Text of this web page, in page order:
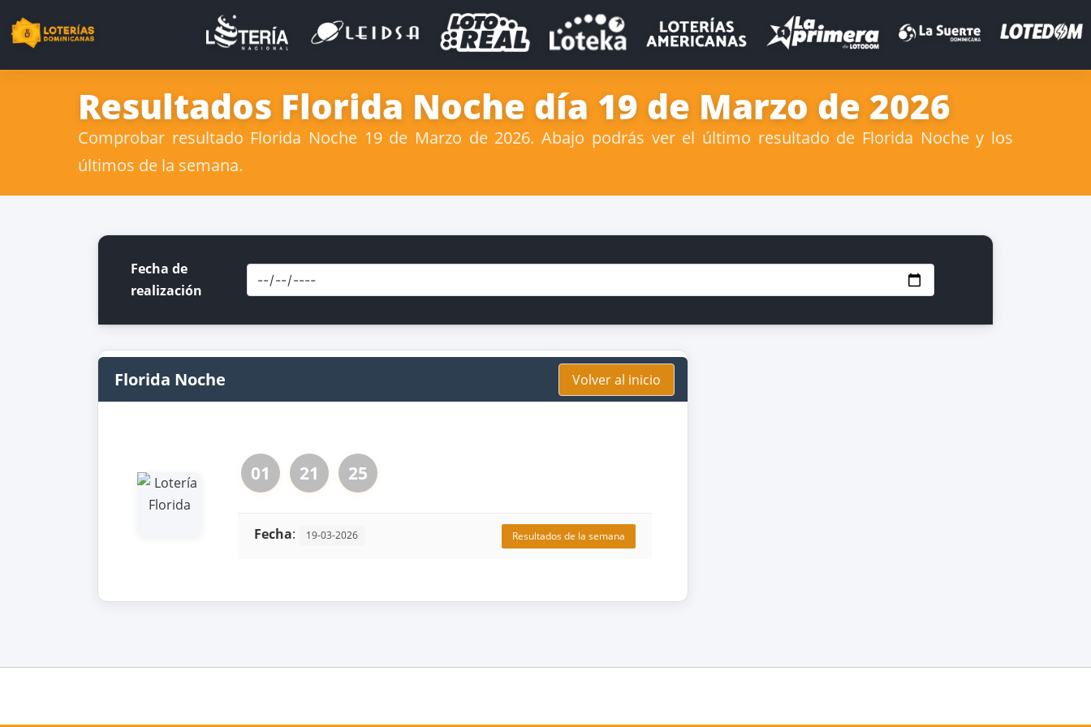
Resultados Florida Noche día 19 de Marzo de 2026
Comprobar resultado Florida Noche 19 de Marzo de 2026. Abajo podrás ver el último resultado de Florida Noche y los
últimos de la semana.
Fecha de
realización
Florida Noche Volver al inicio
01 21 25
Fecha: 19-03-2026 Resultados de la semana